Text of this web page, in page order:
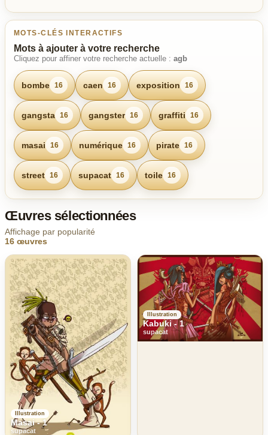
MOTS-CLÉS INTERACTIFS
Mots à ajouter à votre recherche
Cliquez pour affiner votre recherche actuelle : agb
bombe 16 caen 16 exposition 16
gangsta 16 gangster 16 graffiti 16
masai 16 numérique 16 pirate 16
street 16 supacat 16 toile 16
Œuvres sélectionnées
Affichage par popularité
16 œuvres
Illustration
Masai - 1
supacat
Illustration
Kabuki - 1
supacat